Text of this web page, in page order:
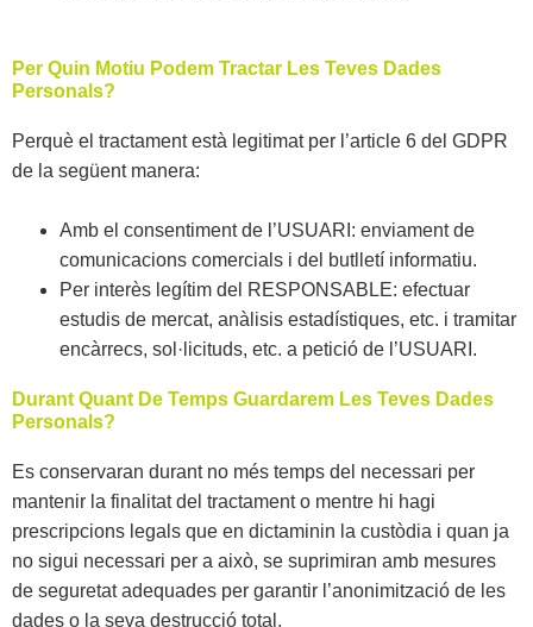
Per Quin Motiu Podem Tractar Les Teves Dades
Personals?
Perquè el tractament està legitimat per l’article 6 del GDPR
de la següent manera:
Amb el consentiment de l’USUARI: enviament de
comunicacions comercials i del butlletí informatiu.
Per interès legítim del RESPONSABLE: efectuar
estudis de mercat, anàlisis estadístiques, etc. i tramitar
encàrrecs, sol·licituds, etc. a petició de l’USUARI.
Durant Quant De Temps Guardarem Les Teves Dades
Personals?
Es conservaran durant no més temps del necessari per
mantenir la finalitat del tractament o mentre hi hagi
prescripcions legals que en dictaminin la custòdia i quan ja
no sigui necessari per a això, se suprimiran amb mesures
de seguretat adequades per garantir l’anonimització de les
dades o la seva destrucció total.